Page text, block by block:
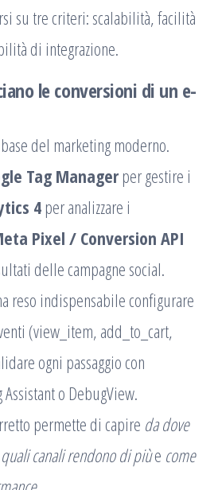
su tre criteri: scalabilità, facilità
di integrazione.
le conversioni di un e-
del marketing moderno.
Tag Manager per gestire i
4 per analizzare i
Pixel / Conversion API
delle campagne social.
reso indispensabile configurare
(view_item, add_to_cart,
ogni passaggio con
o DebugView.
permette di capire da dove
quali canali rendono di piùe come